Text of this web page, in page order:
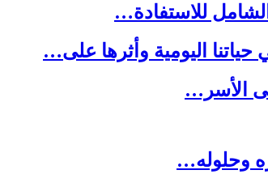
اليومية وأثرها على…
الأسر…
وحلوله…